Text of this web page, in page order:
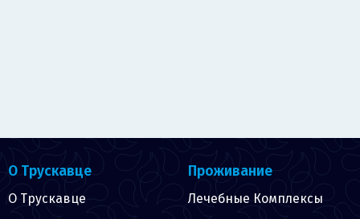
О Трускавце
О Трускавце
Проживание
Лечебные Комплексы